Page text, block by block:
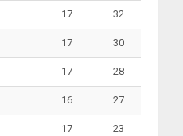
17 32
17 30
17 28
16 27
17 23